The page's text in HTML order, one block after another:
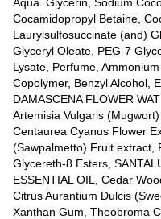
Cocamidopropyl Betaine,
Laurylsulfosuccinate (and)
Glyceryl Oleate, PEG-7
Lysate, Рerfume,
Copolymer, Benzyl Alcohol,
DAMASCENA FLOWER
Artemisia Vulgaris
Centaurea Cyanus Flower
(Sawpalmetto) Fruit extract,
Glycereth-8 Esters,
ESSENTIAL OIL, Cedar
Citrus Aurantium Dulcis
Xanthan Gum, Theobroma